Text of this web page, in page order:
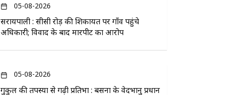
05-08-2026
सरायपाली : सीसी रोड़ की शिकायत पर गाँव पहुंचे
अधिकारी; विवाद के बाद मारपीट का आरोप
05-08-2026
गुरुकुल की तपस्या से गढ़ी प्रतिभा : बसना के वेदभानु प्रधान